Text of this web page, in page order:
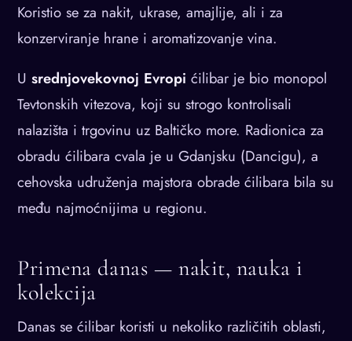
Koristio se za nakit, ukrase, amajlije, ali i za
konzerviranje hrane i aromatizovanje vina.
U srednjovekovnoj Evropi ćilibar je bio monopol
Tevtonskih vitezova, koji su strogo kontrolisali
nalazišta i trgovinu uz Baltičko more. Radionica za
obradu ćilibara cvala je u Gdanjsku (Dancigu), a
cehovska udruženja majstora obrade ćilibara bila su
među najmoćnijima u regionu.
Primena danas — nakit, nauka i
kolekcija
Danas se ćilibar koristi u nekoliko različitih oblasti,